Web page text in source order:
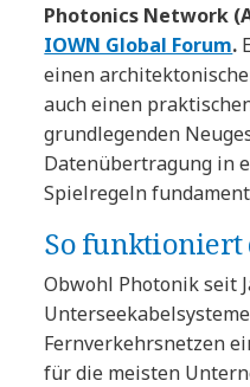
Photonics Network
IOWN Global Forum.
einen
auch einen
grundlegenden
Datenübertragung in
Spielregeln
So funktioniert
Obwohl Photonik seit
Fernverkehrsnetzen
für die meisten